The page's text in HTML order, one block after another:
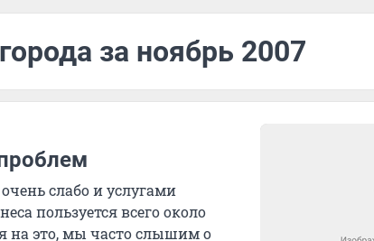
за ноябрь 2007
слабо и услугами
пользуется всего около
на это, мы часто слышим о